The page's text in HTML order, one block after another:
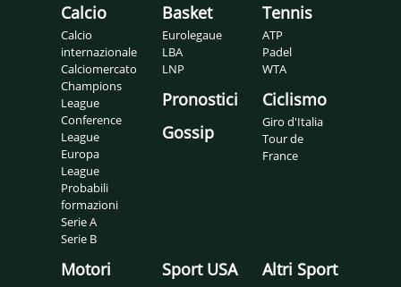
Calcio
Calcio
internazionale
Calciomercato
Champions
League
Conference
League
Europa
League
Probabili
formazioni
Serie A
Serie B
Basket
Eurolegaue
LBA
LNP
Pronostici
Gossip
Tennis
ATP
Padel
WTA
Ciclismo
Giro d'Italia
Tour de
France
Motori Sport USA Altri Sport